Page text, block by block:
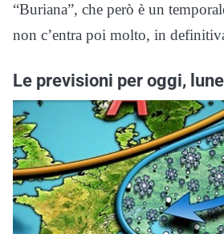
“Buriana”, che però è un
non c’entra poi molto, in
Le previsioni per oggi,